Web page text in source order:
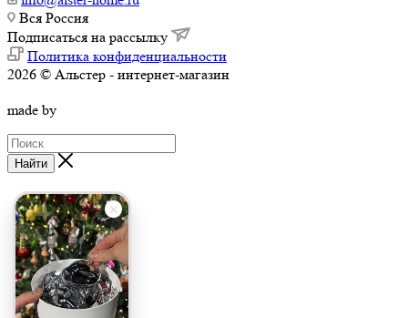
Вся Россия
Подписаться на рассылку
Политика конфиденциальности
2026 © Альстер - интернет-магазин
made by
Найти